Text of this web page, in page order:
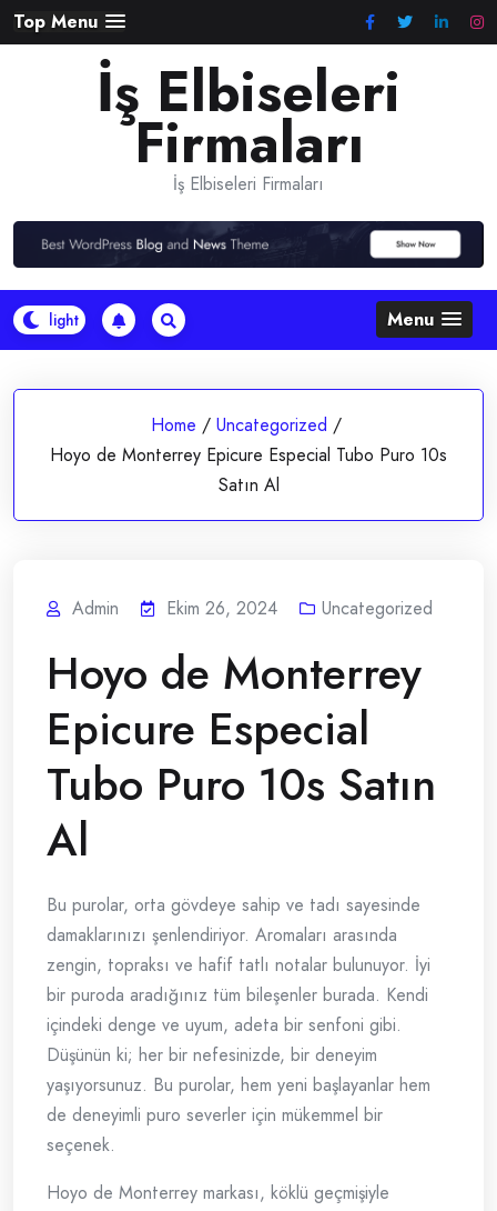
Skip
to
Top Menu
İş Elbiseleri
Firmaları
İş Elbiseleri Firmaları
Menu
Home / Uncategorized /
Hoyo de Monterrey Epicure Especial Tubo Puro 10s
Satın Al
Admin Ekim 26, 2024 Uncategorized
Hoyo de Monterrey
Epicure Especial
Tubo Puro 10s Satın
Al
Bu purolar, orta gövdeye sahip ve tadı sayesinde
damaklarınızı şenlendiriyor. Aromaları arasında
zengin, topraksı ve hafif tatlı notalar bulunuyor. İyi
bir puroda aradığınız tüm bileşenler burada. Kendi
içindeki denge ve uyum, adeta bir senfoni gibi.
Düşünün ki; her bir nefesinizde, bir deneyim
yaşıyorsunuz. Bu purolar, hem yeni başlayanlar hem
de deneyimli puro severler için mükemmel bir
seçenek.
Hoyo de Monterrey markası, köklü geçmişiyle